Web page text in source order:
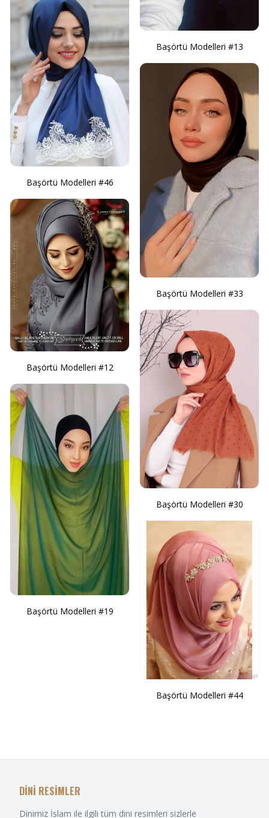
Başörtü Modelleri #46
Başörtü Modelleri #12
Başörtü Modelleri #19
Başörtü Modelleri #13
Başörtü Modelleri #33
Başörtü Modelleri #30
Başörtü Modelleri #44
DİNİ RESİMLER
Dinimiz İslam ile ilgili tüm dini resimleri sizlerle